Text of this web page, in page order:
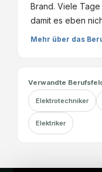
Brand. Viele
damit es eben
Mehr über das
Verwandte
Elektrotechniker
Elektriker